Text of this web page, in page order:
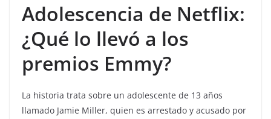
Adolescencia de Netflix:
¿Qué lo llevó a los
premios Emmy?
La historia trata sobre un adolescente de 13 años
llamado Jamie Miller, quien es arrestado y acusado por